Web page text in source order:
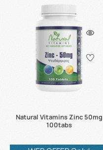
Natural Vitamins Zinc 50mg
100tabs